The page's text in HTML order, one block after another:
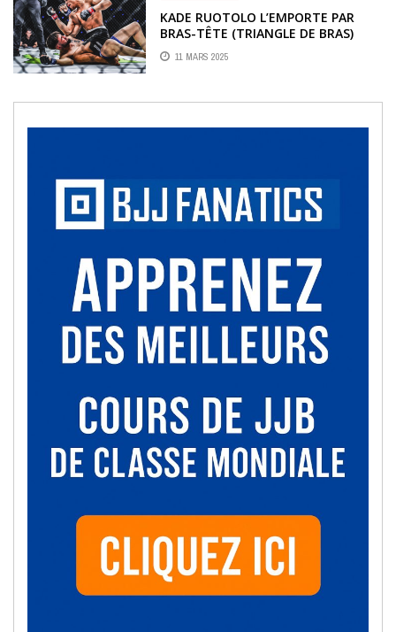
KADE RUOTOLO L’EMPORTE PAR
BRAS-TÊTE (TRIANGLE DE BRAS)
ONE 171 – UNE SOUMISSION
SPECTACULAIRE !
11 MARS 2025